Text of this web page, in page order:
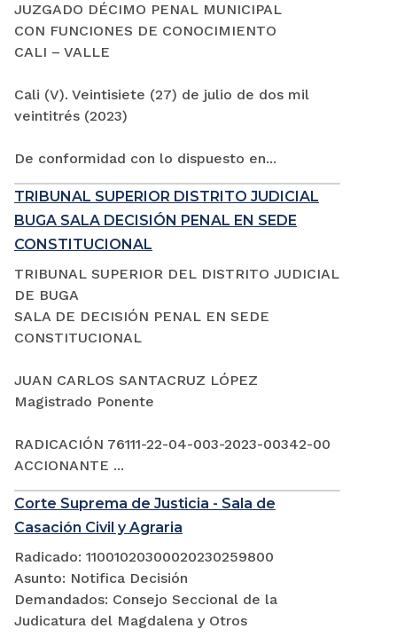
JUZGADO DÉCIMO PENAL MUNICIPAL
CON FUNCIONES DE CONOCIMIENTO
CALI – VALLE
Cali (V). Veintisiete (27) de julio de dos mil
veintitrés (2023)
De conformidad con lo dispuesto en...
TRIBUNAL SUPERIOR DISTRITO JUDICIAL
BUGA SALA DECISIÓN PENAL EN SEDE
CONSTITUCIONAL
TRIBUNAL SUPERIOR DEL DISTRITO JUDICIAL
DE BUGA
SALA DE DECISIÓN PENAL EN SEDE
CONSTITUCIONAL
JUAN CARLOS SANTACRUZ LÓPEZ
Magistrado Ponente
RADICACIÓN 76111-22-04-003-2023-00342-00
ACCIONANTE ...
Corte Suprema de Justicia - Sala de
Casación Civil y Agraria
Radicado: 11001020300020230259800
Asunto: Notifica Decisión
Demandados: Consejo Seccional de la
Judicatura del Magdalena y Otros